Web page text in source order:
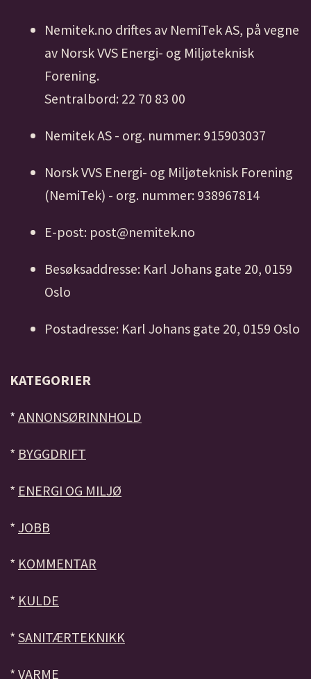
Nemitek.no driftes av NemiTek AS, på vegne
av Norsk VVS Energi- og Miljøteknisk
Forening.
Sentralbord: 22 70 83 00
Nemitek AS - org. nummer: 915903037
Norsk VVS Energi- og Miljøteknisk Forening
(NemiTek) - org. nummer: 938967814
E-post: post@nemitek.no
Besøksaddresse: Karl Johans gate 20, 0159
Oslo
Postadresse: Karl Johans gate 20, 0159 Oslo
KATEGORIER
* ANNONSØRINNHOLD
* BYGGDRIFT
* ENERGI OG MILJØ
* JOBB
* KOMMENTAR
* KULDE
* SANITÆRTEKNIKK
* VARME